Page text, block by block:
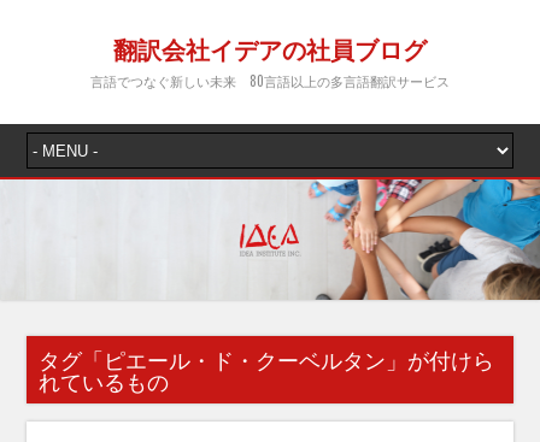
翻訳会社イデアの社員ブログ
言語でつなぐ新しい未来 80言語以上の多言語翻訳サービス
タグ「ピエール・ド・クーベルタン 」が付けら
れているもの